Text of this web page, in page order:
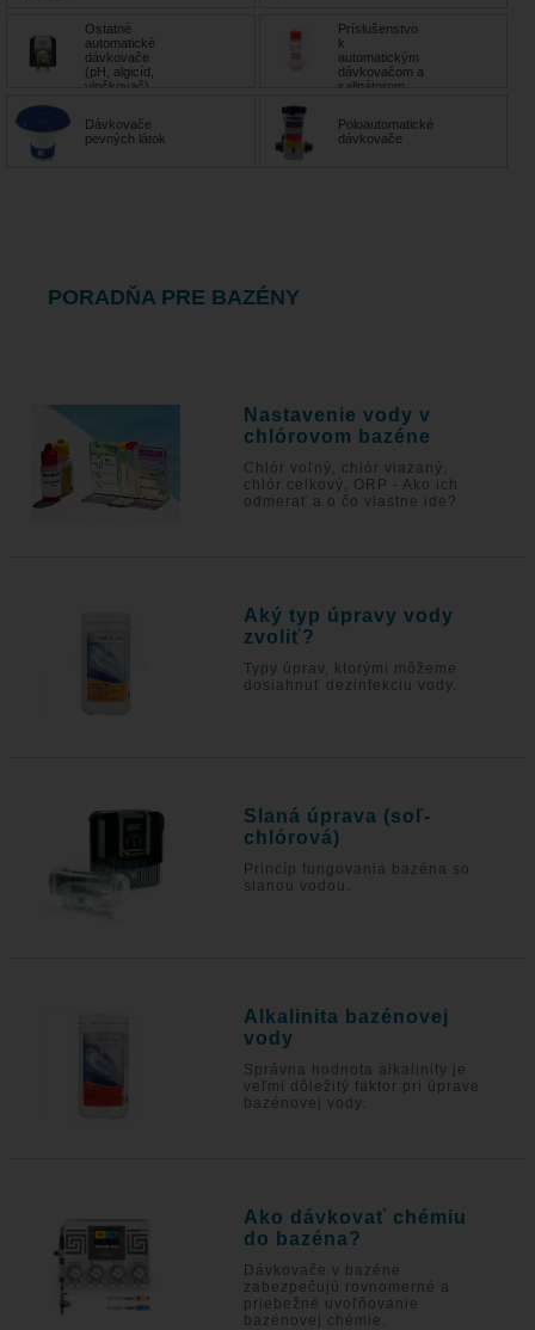
Ostatné
automatické
dávkovače
(pH, algicíd,
vločkovač)
Príslušenstvo
k
automatickým
dávkovačom a
salinátorom
Dávkovače
pevných látok
Poloautomatické
dávkovače
PORADŇA PRE BAZÉNY
Nastavenie vody v
chlórovom bazéne
Chlór voľný, chlór viazaný,
chlór celkový, ORP - Ako ich
odmerať a o čo vlastne ide?
Aký typ úpravy vody
zvoliť?
Typy úprav, ktorými môžeme
dosiahnuť dezinfekciu vody.
Slaná úprava (soľ-
chlórová)
Princíp fungovania bazéna so
slanou vodou.
Alkalinita bazénovej
vody
Správna hodnota alkalinity je
veľmi dôležitý faktor pri úprave
bazénovej vody.
Ako dávkovať chémiu
do bazéna?
Dávkovače v bazéne
zabezpečujú rovnomerné a
priebežné uvoľňovanie
bazénovej chémie.